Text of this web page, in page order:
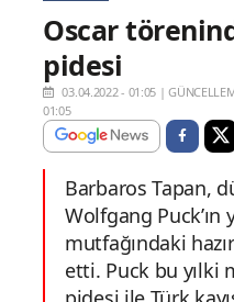
Oscar
pidesi
03.04.2022 - 01:05 |
01:05
Barbaros Tapan,
Wolfgang
mutfağındaki
etti. Puck bu yılki